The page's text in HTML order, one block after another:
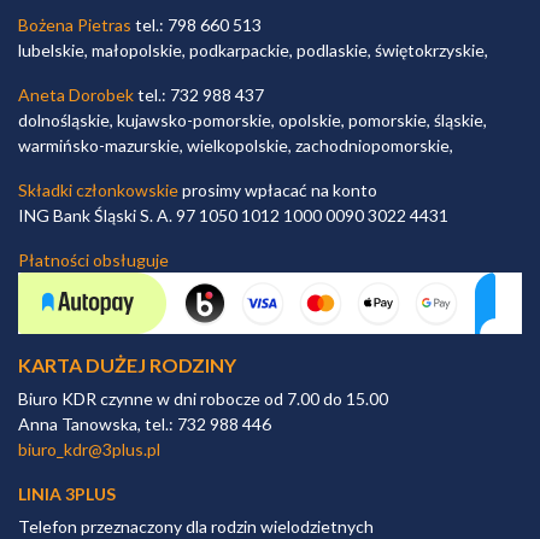
Bożena Pietras tel.: 798 660 513
lubelskie, małopolskie, podkarpackie, podlaskie, świętokrzyskie,
Aneta Dorobektel.: 732 988 437
dolnośląskie, kujawsko-pomorskie, opolskie, pomorskie, śląskie,
warmińsko-mazurskie, wielkopolskie, zachodniopomorskie,
Składki członkowskieprosimy wpłacać na konto
ING Bank Śląski S. A. 97 1050 1012 1000 0090 3022 4431
Płatności obsługuje
KARTA DUŻEJ RODZINY
Biuro KDR czynne w dni robocze od 7.00 do 15.00
Anna Tanowska, tel.: 732 988 446
biuro_kdr@3plus.pl
LINIA 3PLUS
Telefon przeznaczony dla rodzin wielodzietnych